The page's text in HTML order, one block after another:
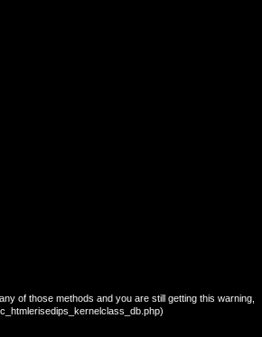
of those methods and you are still getting this warning,